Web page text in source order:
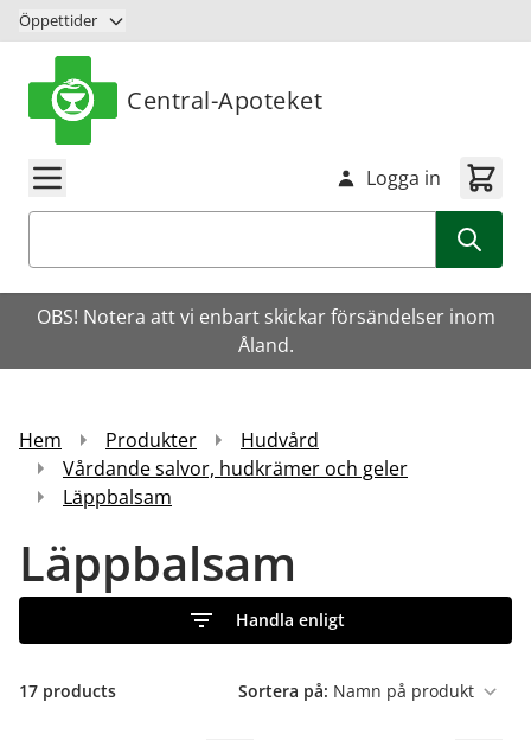
Hoppa till innehåll
Öppettider
Central-Apoteket
Logga in
OBS! Notera att vi enbart skickar försändelser inom
Åland.
Hem Produkter
Hudvård
Vårdande salvor, hudkrämer och geler
Läppbalsam
Läppbalsam
Handla enligt
17 products Sortera på: